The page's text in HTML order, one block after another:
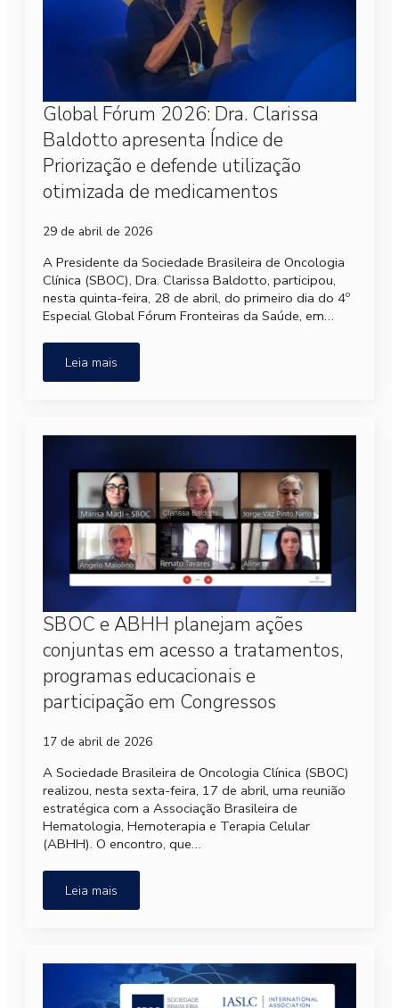
Global Fórum 2026: Dra. Clarissa
Baldotto apresenta Índice de
Priorização e defende utilização
otimizada de medicamentos
29 de abril de 2026
A Presidente da Sociedade Brasileira de Oncologia
Clínica (SBOC), Dra. Clarissa Baldotto, participou,
nesta quinta-feira, 28 de abril, do primeiro dia do 4º
Especial Global Fórum Fronteiras da Saúde, em…
Leia mais
SBOC e ABHH planejam ações
conjuntas em acesso a tratamentos,
programas educacionais e
participação em Congressos
17 de abril de 2026
A Sociedade Brasileira de Oncologia Clínica (SBOC)
realizou, nesta sexta-feira, 17 de abril, uma reunião
estratégica com a Associação Brasileira de
Hematologia, Hemoterapia e Terapia Celular
(ABHH). O encontro, que…
Leia mais